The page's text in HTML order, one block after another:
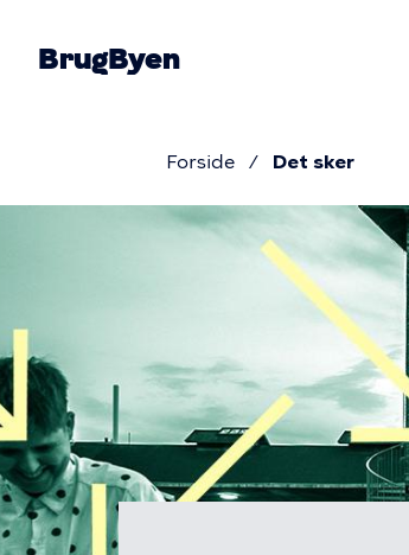
hovedindhold
BrugByen
Forside Det sker
Det
sker